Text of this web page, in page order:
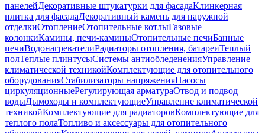
панелейДекоративные штукатурки для фасадаКлинкерная
плитка для фасадаДекоративный камень для наружной
отделкиОтоплениеОтопительные котлыГазовые
колонкиКамины, печи-каминыОтопительные печиБанные
печиВодонагревателиРадиаторы отопления, батареиТеплый
полТеплые плинтусыСистемы антиобледененияУправление
климатической техникойКомплектующие для отопительного
оборудованияСтабилизаторы напряженияНасосы
циркуляционныеРегулирующая арматураОтвод и подвод
водыДымоходы и комплектующиеУправление климатической
техникойКомплектующие для радиаторовКомплектующие для
теплого полаТопливо и аксессуары для отопительного